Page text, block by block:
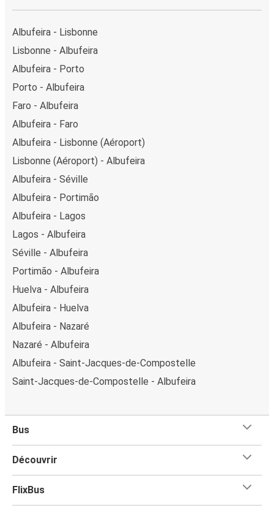
sécurisés, notamment par carte de crédit, PayPal, Google
Pay et Apple Pay. Si vous décidez d'acheter votre billet
à bord du bus, vous pouvez également opter pour un
paiement en espèces.
Albufeira - Lisbonne
Lisbonne - Albufeira
Albufeira - Porto
Porto - Albufeira
Faro - Albufeira
Albufeira - Faro
Albufeira - Lisbonne (Aéroport)
Lisbonne (Aéroport) - Albufeira
Albufeira - Séville
Albufeira - Portimão
Albufeira - Lagos
Lagos - Albufeira
Séville - Albufeira
Portimão - Albufeira
Huelva - Albufeira
Albufeira - Huelva
Albufeira - Nazaré
Nazaré - Albufeira
Albufeira - Saint-Jacques-de-Compostelle
Saint-Jacques-de-Compostelle - Albufeira
Bus
Découvrir
FlixBus